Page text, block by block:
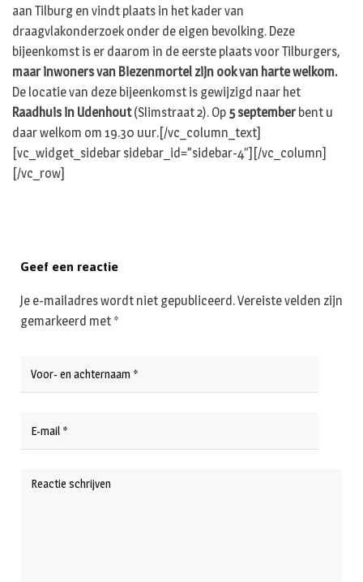
aan Tilburg en vindt plaats in het kader van
draagvlakonderzoek onder de eigen bevolking. Deze
bijeenkomst is er daarom in de eerste plaats voor Tilburgers,
maar inwoners van Biezenmortel zijn ook van harte welkom.
De locatie van deze bijeenkomst is gewijzigd naar het
Raadhuis in Udenhout(Slimstraat 2). Op 5 septemberbent u
daar welkom om 19.30 uur.[/vc_column_text]
[vc_widget_sidebar sidebar_id=”sidebar-4″][/vc_column]
[/vc_row]
Geef een reactie
Je e-mailadres wordt niet gepubliceerd.Vereiste velden zijn
gemarkeerd met *